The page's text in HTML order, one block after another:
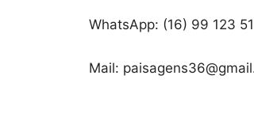
WhatsApp: (16) 99 123
Mail: